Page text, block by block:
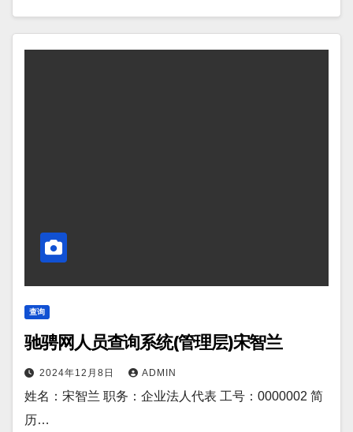
查询
驰骋网人员查询系统(管理层)宋智兰
2024年12月8日 ADMIN
姓名：宋智兰 职务：企业法人代表 工号：0000002 简
历…